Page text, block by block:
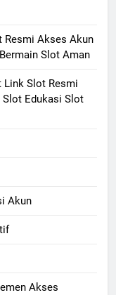
Resmi Akses Akun
Slot Aman
Link Slot Resmi
Slot Edukasi Slot
Akun
Akses